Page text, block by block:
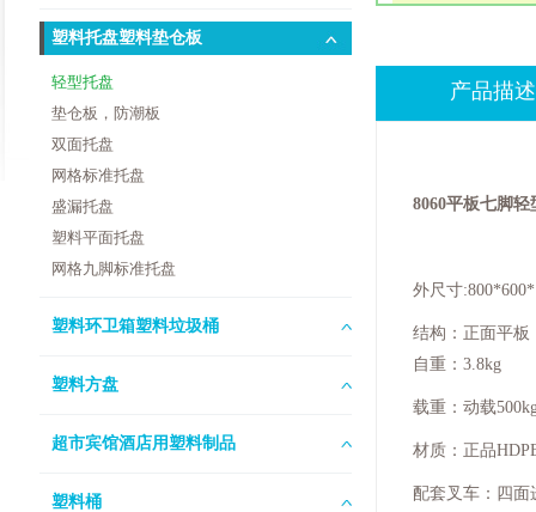
塑料托盘塑料垫仓板
轻型托盘
垫仓板，防潮板
双面托盘
网格标准托盘
盛漏托盘
塑料平面托盘
网格九脚标准托盘
塑料环卫箱塑料垃圾桶
塑料方盘
超市宾馆酒店用塑料制品
塑料桶
产品描述
8060平板七脚轻
外尺寸
结构：正面平板
自重：3.8kg
载重：动载
材质：正品
配套叉车：四